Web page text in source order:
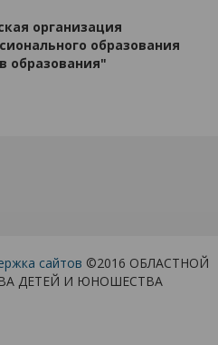
организация
образования
образования"
сайтов ©2016 ОБЛАСТНОЙ
ДЕТЕЙ И ЮНОШЕСТВА